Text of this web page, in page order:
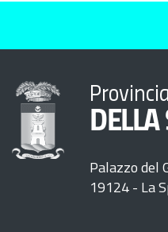
Provincia
DELLA
Palazzo del
19124 - La